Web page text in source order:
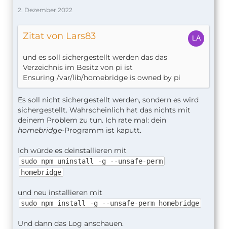
2. Dezember 2022
Zitat von Lars83
und es soll sichergestellt werden das das
Verzeichnis im Besitz von pi ist
Ensuring /var/lib/homebridge is owned by pi
Es soll nicht sichergestellt werden, sondern es wird
sichergestellt. Wahrscheinlich hat das nichts mit
deinem Problem zu tun. Ich rate mal: dein
homebridge-Programm ist kaputt.
Ich würde es deinstallieren mit
sudo npm uninstall -g --unsafe-perm
homebridge
und neu installieren mit
sudo npm install -g --unsafe-perm homebridge
Und dann das Log anschauen.